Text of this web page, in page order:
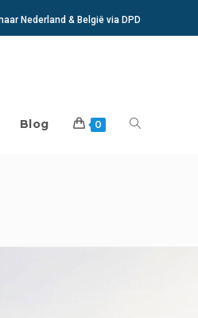
Nederland & België via DPD
Blog 0 Toggle